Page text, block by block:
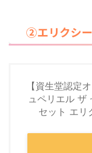
②エリクシ
【資生堂認定
ュペリエル ザ
セット エ